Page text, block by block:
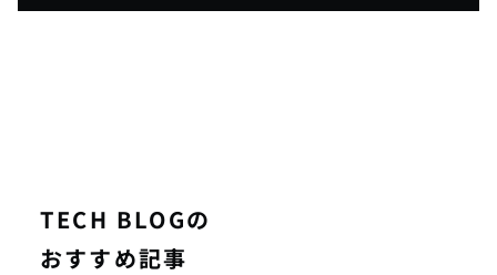
TECH BLOGの
おすすめ記事